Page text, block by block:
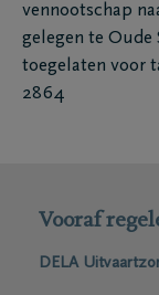
vennootschap
gelegen te Oude
toegelaten voor
2864
Vooraf
DELA